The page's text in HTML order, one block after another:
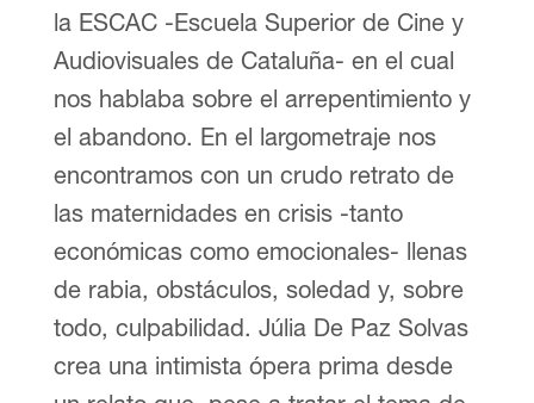
la ESCAC -Escuela Superior de Cine y
Audiovisuales de Cataluña- en el cual
nos hablaba sobre el arrepentimiento y
el abandono. En el largometraje nos
encontramos con un crudo retrato de
las maternidades en crisis -tanto
económicas como emocionales- llenas
de rabia, obstáculos, soledad y, sobre
todo, culpabilidad. Júlia De Paz Solvas
crea una intimista ópera prima desde